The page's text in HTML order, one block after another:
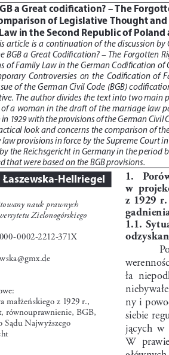
Hellriegel
nauk prawnych
Zielonogórskiego
0002-2212-371X
małżeńskiego z 1929 r.,
równouprawnienie, BGB,
Sądu Najwyższego
a Great codification? – The
of Legislative Thought
in the Second Republic of
article  is  a  continuation  of  the  discussion
BGB  a  Great  Codification?  –  The  Forgotten
of Family Law in the German Codification of
Controversies  on  the  Codification  of
of  the  German  Civil  Code  (BGB)
The author divides the text into two main
a woman in the draft of the marriage law
1929 with the provisions of the German Civil
look and concerns the comparison of
provisions in force by the Supreme Court
the Reichsgericht in Germany in the period
that were based on the BGB provisions.
1.
w
z  1929
gadnienia
1.1.
ła
ny i
siebie
jących  w
W